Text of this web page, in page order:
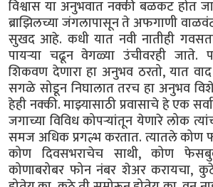
विश्वास या अनुभवात नक्की बळकट होत
ब्राझिलच्या जंगलापासून ते अफगाणी
सुखद आहे. कधी यात नवी नातीही
पायऱ्या चढून वेगळ्या उंचीवरही जाते.
शिकवण देणारा हा अनुभव ठरतो, यात
सगळे सोडून निघालात तरच हा अनुभव
हेही नक्की. माझ्यासाठी प्रवासाचे हे एक
जगाच्या विविध कोपऱ्यांतून येणारे लोक
समज अधिक प्रगल्भ करतात. त्यातले कोण
कोण दिवसभराचेच साथी, कोण
कोणाबरोबर फोन नंबर शेअर करायचा,